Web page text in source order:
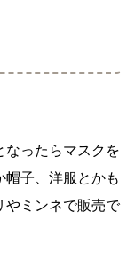
なったらマスクを
子、洋服とかも
やミンネで販売で